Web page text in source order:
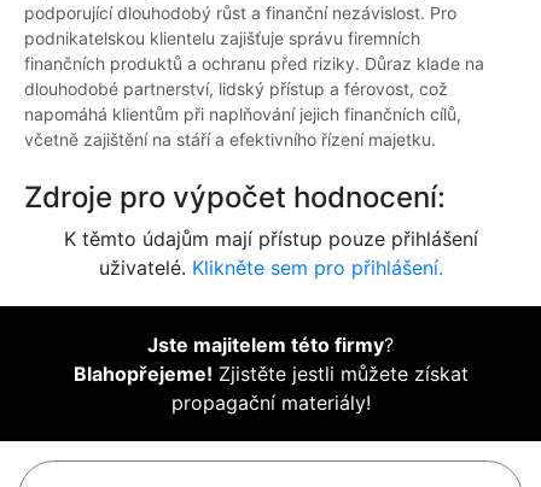
podporující dlouhodobý růst a finanční nezávislost. Pro
podnikatelskou klientelu zajišťuje správu firemních
finančních produktů a ochranu před riziky. Důraz klade na
dlouhodobé partnerství, lidský přístup a férovost, což
napomáhá klientům při naplňování jejich finančních cílů,
včetně zajištění na stáří a efektivního řízení majetku.
Zdroje pro výpočet hodnocení:
K těmto údajům mají přístup pouze přihlášení
uživatelé. Klikněte sem pro přihlášení.
Jste majitelem této firmy?
Blahopřejeme! Zjistěte jestli můžete získat
propagační materiály!